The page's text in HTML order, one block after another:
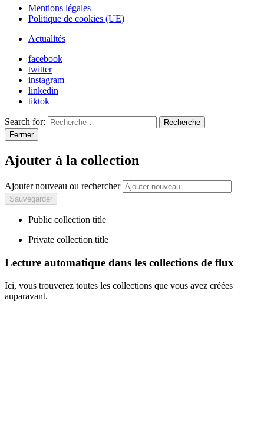
Mentions légales
Politique de cookies (UE)
Actualités
facebook
twitter
instagram
linkedin
tiktok
Search for:
Recherche
Fermer
Ajouter à la collection
Ajouter nouveau ou rechercher
Public collection title
Private collection title
Lecture automatique dans les collections de flux
Ici, vous trouverez toutes les collections que vous avez créées
auparavant.